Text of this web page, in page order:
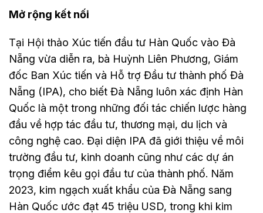
Mở rộng kết nối
Tại Hội thảo Xúc tiến đầu tư Hàn Quốc vào Đà
Nẵng vừa diễn ra, bà Huỳnh Liên Phương, Giám
đốc Ban Xúc tiến và Hỗ trợ Đầu tư thành phố Đà
Nẵng (IPA), cho biết Đà Nẵng luôn xác định Hàn
Quốc là một trong những đối tác chiến lược hàng
đầu về hợp tác đầu tư, thương mại, du lịch và
công nghệ cao. Đại diện IPA đã giới thiệu về môi
trường đầu tư, kinh doanh cũng như các dự án
trọng điểm kêu gọi đầu tư của thành phố. Năm
2023, kim ngạch xuất khẩu của Đà Nẵng sang
Hàn Quốc ước đạt 45 triệu USD, trong khi kim